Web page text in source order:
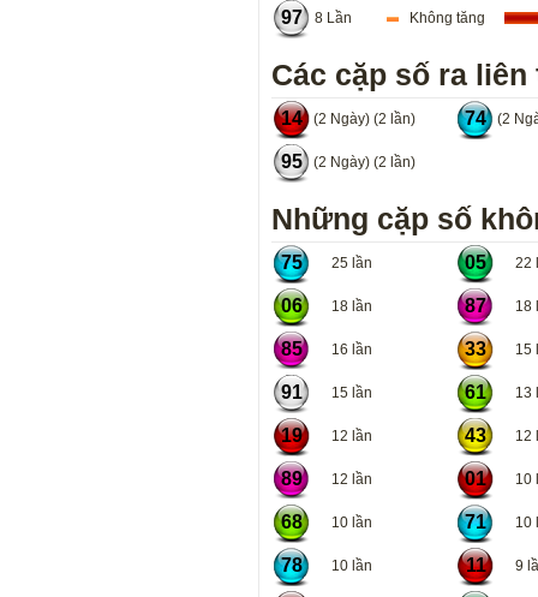
97 8 Lần Không tăng
Các cặp số ra liên
14 (2 Ngày) (2 lần) 74 (2
95 (2 Ngày) (2 lần)
Những cặp số
75 25 lần 05 22
06 18 lần 87 18
85 16 lần 33 15
91 15 lần 61 13
19 12 lần 43 12
89 12 lần 01 10
68 10 lần 71 10
78 10 lần 11 9